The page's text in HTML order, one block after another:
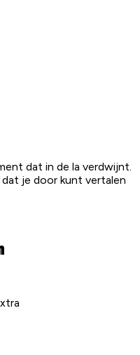
dat in de la verdwijnt.
je door kunt vertalen